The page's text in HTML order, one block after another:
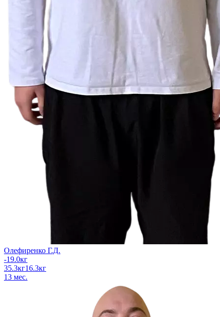
Олефиренко Г.Д.
-19.0кг
35.3кг16.3кг
13 мес.